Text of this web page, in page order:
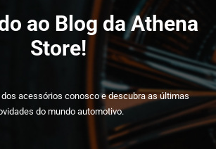
ao Blog da Athena
Store!
dos acessórios conosco e descubra as últimas
do mundo automotivo.